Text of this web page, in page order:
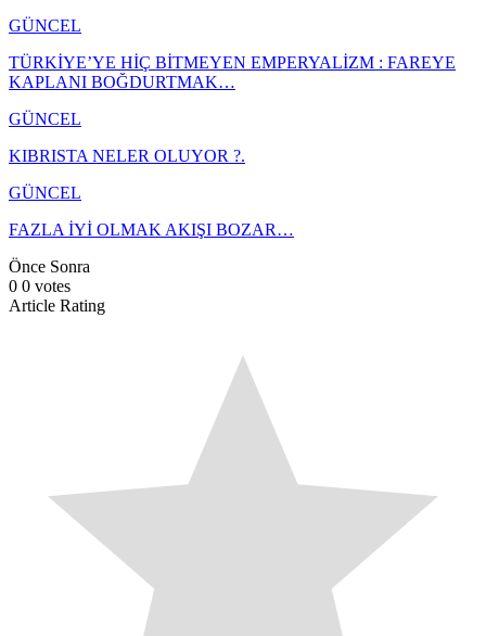
GÜNCEL
TÜRKİYE’YE HİÇ BİTMEYEN EMPERYALİZM : FAREYE
KAPLANI BOĞDURTMAK…
GÜNCEL
KIBRISTA NELER OLUYOR ?.
GÜNCEL
FAZLA İYİ OLMAK AKIŞI BOZAR…
Önce Sonra
0 0 votes
Article Rating